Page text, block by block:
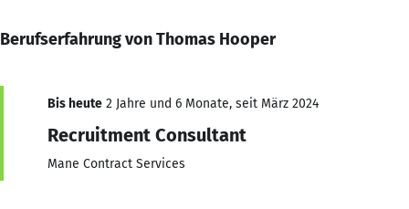
Berufserfahrung von Thomas Hooper
Bis heute 2 Jahre und 6 Monate, seit März 2024
Recruitment Consultant
Mane Contract Services